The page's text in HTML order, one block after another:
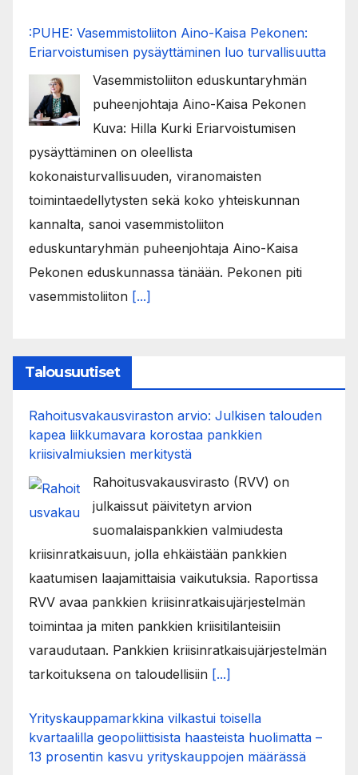
:PUHE: Vasemmistoliiton Aino-Kaisa Pekonen:
Eriarvoistumisen pysäyttäminen luo turvallisuutta
Vasemmistoliiton eduskuntaryhmän
puheenjohtaja Aino-Kaisa Pekonen
Kuva: Hilla Kurki Eriarvoistumisen
pysäyttäminen on oleellista
kokonaisturvallisuuden, viranomaisten
toimintaedellytysten sekä koko yhteiskunnan
kannalta, sanoi vasemmistoliiton
eduskuntaryhmän puheenjohtaja Aino-Kaisa
Pekonen eduskunnassa tänään. Pekonen piti
vasemmistoliiton [...]
Talousuutiset
Rahoitusvakausviraston arvio: Julkisen talouden
kapea liikkumavara korostaa pankkien
kriisivalmiuksien merkitystä
Rahoitusvakausvirasto (RVV) on
julkaissut päivitetyn arvion
suomalaispankkien valmiudesta
kriisinratkaisuun, jolla ehkäistään pankkien
kaatumisen laajamittaisia vaikutuksia. Raportissa
RVV avaa pankkien kriisinratkaisujärjestelmän
toimintaa ja miten pankkien kriisitilanteisiin
varaudutaan. Pankkien kriisinratkaisujärjestelmän
tarkoituksena on taloudellisiin [...]
Yrityskauppamarkkina vilkastui toisella
kvartaalilla geopoliittisista haasteista huolimatta –
13 prosentin kasvu yrityskauppojen määrässä